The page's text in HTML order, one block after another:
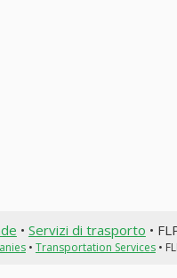
• Servizi di trasporto •
• Transportation Services•